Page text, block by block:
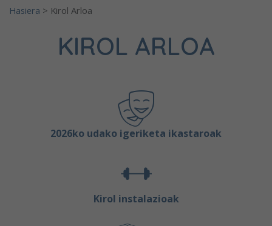
Hasiera > Kirol Arloa
KIROL ARLOA
2026ko udako igeriketa ikastaroak
Kirol instalazioak